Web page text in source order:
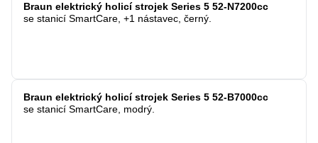
Braun elektrický holicí strojek Series 5 52-N7200cc
se stanicí SmartCare, +1 nástavec, černý.
Braun elektrický holicí strojek Series 5 52-B7000cc
se stanicí SmartCare, modrý.